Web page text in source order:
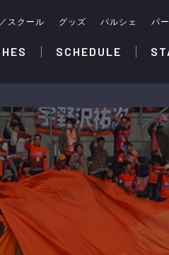
スクール グッズ パルシェ パ
SCHEDULE